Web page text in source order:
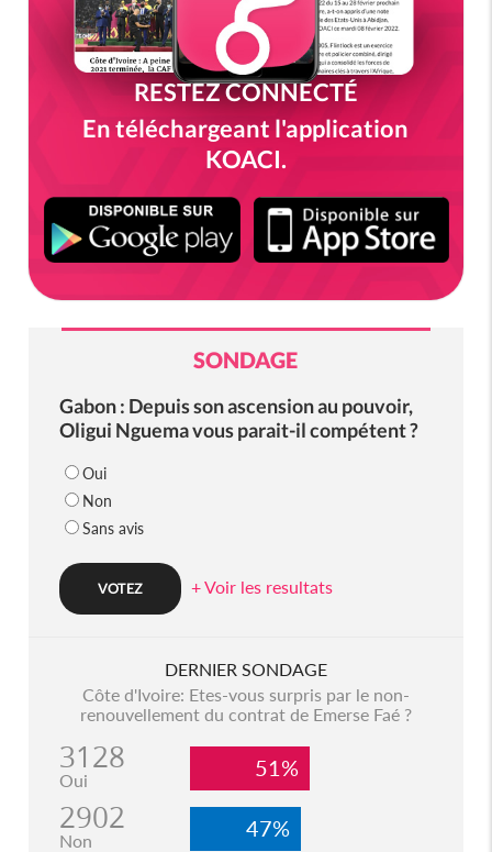
RESTEZ CONNECTÉ
En téléchargeant l'application
KOACI.
SONDAGE
Gabon : Depuis son ascension au pouvoir,
Oligui Nguema vous parait-il compétent ?
Oui
Non
Sans avis
+ Voir les resultats
DERNIER SONDAGE
Côte d'Ivoire: Etes-vous surpris par le non-
renouvellement du contrat de Emerse Faé ?
3128
Oui 51%
2902
Non 47%